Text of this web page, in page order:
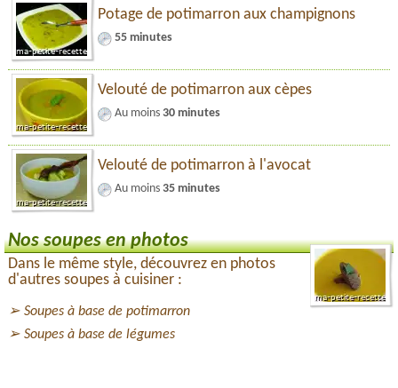
Potage de potimarron aux champignons
55 minutes
Velouté de potimarron aux cèpes
Au moins 30 minutes
Velouté de potimarron à l'avocat
Au moins 35 minutes
Nos soupes en photos
Dans le même style, découvrez en photos
d'autres soupes à cuisiner :
Soupes à base de potimarron
Soupes à base de légumes